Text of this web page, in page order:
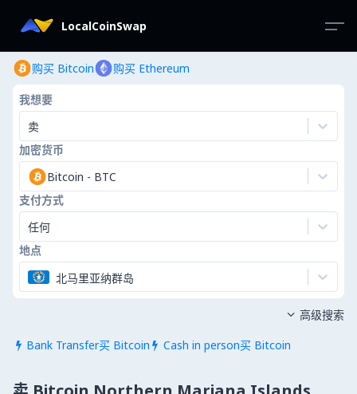
LocalCoinSwap
购买 Bitcoin 购买 Ethereum
我想要
卖
加密货币
Bitcoin - BTC
支付方式
任何
地点
北马里亚纳群岛
 Bank Transfer买 Bitcoin  Cash in person买 Bitcoin
 高级搜索